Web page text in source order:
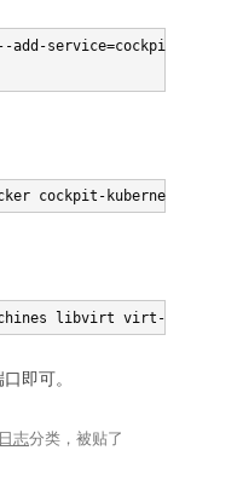
service=cockpit
即可。
日志分类，被贴了